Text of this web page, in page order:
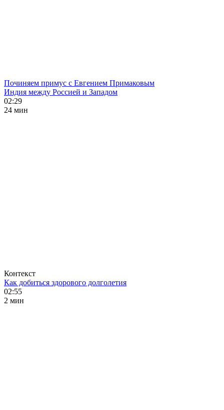
Починяем примус с Евгением Примаковым
Индия между Россией и Западом
02:29
24 мин
Контекст
Как добиться здорового долголетия
02:55
2 мин